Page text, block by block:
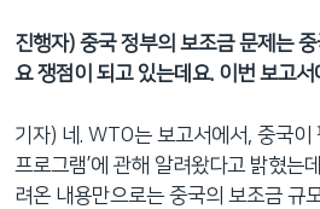
진행자) 중국 정부의 보조금 문제는
요 쟁점이 되고 있는데요. 이번 보고
기자) 네. WTO는 보고서에서, 중국이
프로그램’에 관해 알려왔다고 밝혔는
려온 내용만으로는 중국의 보조금 규